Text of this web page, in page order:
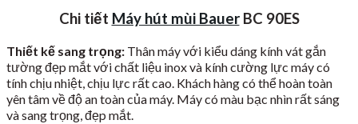
Chi tiết Máy hút mùi BauerBC 90ES
Thiết kế sang trọng: Thân máy với kiểu dáng kính vát gắn
tường đẹp mắt với chất liệu inox và kính cường lực máy có
tính chịu nhiệt, chịu lực rất cao. Khách hàng có thể hoàn toàn
yên tâm về độ an toàn của máy. Máy có màu bạc nhìn rất sáng
và sang trọng, đẹp mắt.